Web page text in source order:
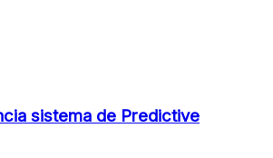
sistema de Predictive